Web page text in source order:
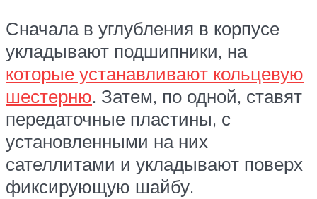
Сначала в углубления в корпусе
укладывают подшипники, на
которые устанавливают кольцевую
шестерню. Затем, по одной, ставят
передаточные пластины, с
установленными на них
сателлитами и укладывают поверх
фиксирующую шайбу.